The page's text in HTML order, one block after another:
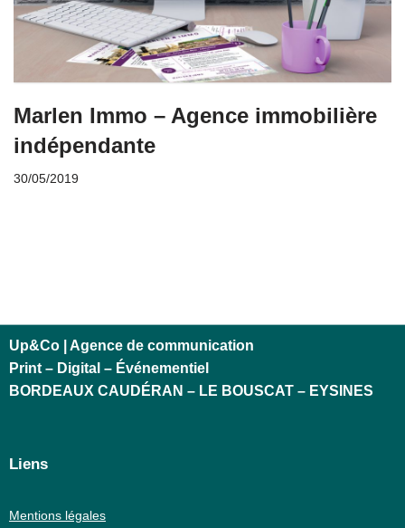
Marlen Immo – Agence immobilière
indépendante
30/05/2019
Up&Co | Agence de communication
Print – Digital – Événementiel
BORDEAUX CAUDÉRAN – LE BOUSCAT – EYSINES
Liens
Mentions légales